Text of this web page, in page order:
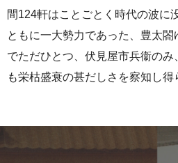
間124軒はことごとく時代の波に
ともに一大勢力であった、豊太
でただひとつ、伏見屋市兵衞の
も栄枯盛衰の甚だしさを察知し得